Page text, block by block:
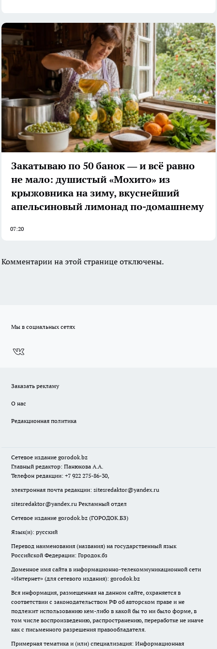
Закатываю по 50 банок — и всё равно
не мало: душистый «Мохито» из
крыжовника на зиму, вкуснейший
апельсиновый лимонад по-домашнему
07:20
Комментарии на этой странице отключены.
Мы в социальных сетях
Заказать рекламу
О нас
Редакционная политика
Сетевое издание gorodok.bz
Главный редактор: Панюкова А.А.
Телефон редакции: +7 922 275-86-30,
электронная почта редакции: sitesredaktor@yandex.ru
sitesredaktor@yandex.ru Рекламный отдел
Сетевое издание gorodok.bz (ГОРОДОК.БЗ)
Язык(и): русский
Перевод наименования (названия) на государственный язык
Российской Федерации: Городок.бз
Доменное имя сайта в информационно-телекоммуникационной сети
«Интернет» (для сетевого издания): gorodok.bz
Вся информация, размещенная на данном сайте, охраняется в
соответствии с законодательством РФ об авторском праве и не
подлежит использованию кем-либо в какой бы то ни было форме, в
том числе воспроизведению, распространению, переработке не иначе
как с письменного разрешения правообладателя.
Примерная тематика и (или) специализация: Информационная